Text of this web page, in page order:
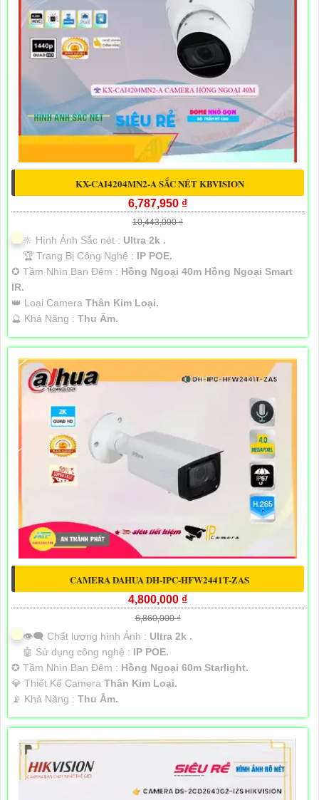
KX-CAI4204MN2-A SẮC NÉT KBVISION
6,787,950 ₫
10,443,000 ₫
🔆 Hình Ảnh Sắc nét : Ultra 2k .
🏆 Trang Bị Công Nghệ : IP POE.
✪ Tầm Nhìn Ban Đêm : Hồng Ngoại 40m Hồng Ngoại Smart
IR.
👑 Loại Camera Thân Kim Loại.
️🔮 Khả Năng : Thu Âm.
CAMERA DAHUA DH-IPC-HFW2441T-ZAS
4,800,000 ₫
6,860,000 ₫
👁️‍🗨 Chất lượng hình Ảnh : Ultra 2k .
🤖️ Sử dụng công nghệ : IP POE.
✪ Tầm Nhìn Ban Đêm : Hồng Ngoại 60m Starlight.
💎 Thiết Kế Camera Thân Kim Loại.
️📡 Khả Năng : Thu Âm.